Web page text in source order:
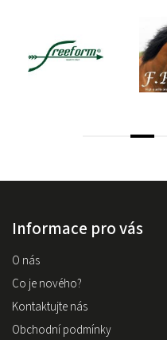
Informace pro vás
O nás
Co je nového?
Kontaktujte nás
Obchodní podmínky